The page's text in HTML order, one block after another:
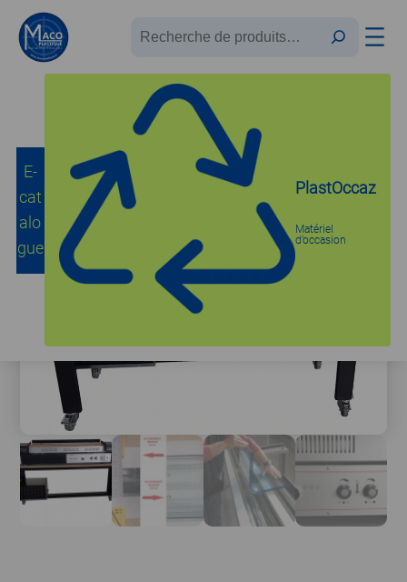
Recherche
E-
cat
alo
gue
PlastOccaz
Matériel
d’occasion
Accueil /Plieuses Banc de chauffe/ SOTATRE-1000 (Quartz)